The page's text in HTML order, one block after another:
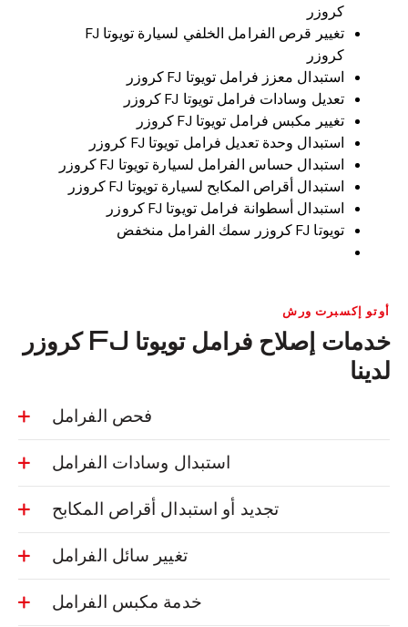
كروزر
تغيير قرص الفرامل الخلفي لسيارة تويوتا FJ
كروزر
استبدال معزز فرامل تويوتا FJ كروزر
تعديل وسادات فرامل تويوتا FJ كروزر
تغيير مكبس فرامل تويوتا FJ كروزر
استبدال وحدة تعديل فرامل تويوتا FJ كروزر
استبدال حساس الفرامل لسيارة تويوتا FJ كروزر
استبدال أقراص المكابح لسيارة تويوتا FJ كروزر
استبدال أسطوانة فرامل تويوتا FJ كروزر
تويوتا FJ كروزر سمك الفرامل منخفض
أوتو إكسبرت ورش
خدمات إصلاح فرامل تويوتا FJ كروزر
لدينا
فحص الفرامل
استبدال وسادات الفرامل
تجديد أو استبدال أقراص المكابح
تغيير سائل الفرامل
خدمة مكبس الفرامل